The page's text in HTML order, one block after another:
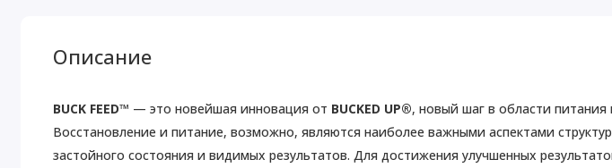
Описание
BUCK FEED™ — это новейшая инновация от BUCKED UP®, новый шаг в области питания
Восстановление и питание, возможно, являются наиболее важными аспектами
застойного состояния и видимых результатов. Для достижения улучшенных